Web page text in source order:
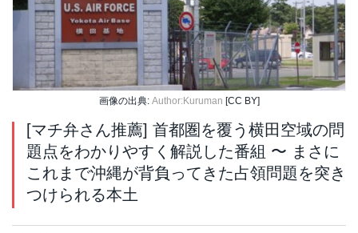
画像の出典: Author:Kuruman [CC BY]
[マチ弁さん推薦] 首都圏を覆う横田空域の問
題点をわかりやすく解説した番組 〜 まさに
これまで沖縄が背負ってきた占領問題を突き
つけられる本土